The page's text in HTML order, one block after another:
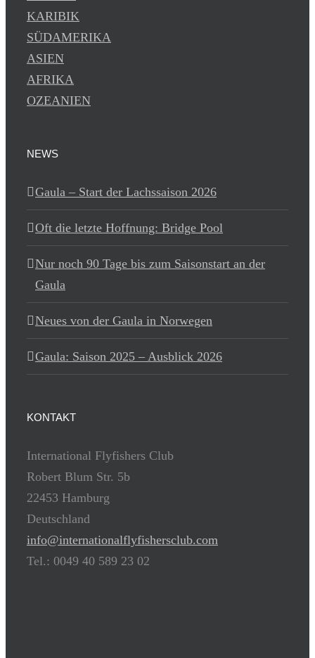
KARIBIK
SÜDAMERIKA
ASIEN
AFRIKA
OZEANIEN
NEWS
Gaula – Start der Lachssaison 2026
Oft die letzte Hoffnung: Bridge Pool
Nur noch 90 Tage bis zum Saisonstart an der
Gaula
Neues von der Gaula in Norwegen
Gaula: Saison 2025 – Ausblick 2026
KONTAKT
International Flyfishers Club
Robert Blum Str. 5b
22453 Hamburg
Deutschland
info@internationalflyfishersclub.com
Tel.: 0049 40 589 23 02